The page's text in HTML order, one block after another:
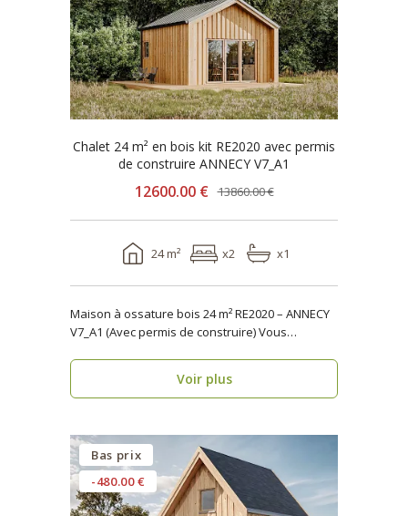
Chalet 24 m² en bois kit RE2020 avec permis
de construire ANNECY V7_A1
12600.00 € 13860.00 €
24 m² x2 x1
Maison à ossature bois 24 m² RE2020 – ANNECY
V7_A1 (Avec permis de construire) Vous
Voir plus
Bas prix
-480.00 €